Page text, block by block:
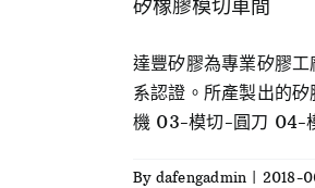
矽橡膠模切車間
達豐矽膠為專業矽膠
系認證。所產製出的
機 03-模切-圓刀 04-
By dafengadmin 2018-